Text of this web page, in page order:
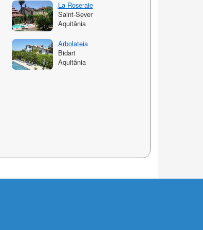
La Roseraie
Saint-Sever
Aquitânia
Arbolateia
Bidart
Aquitânia